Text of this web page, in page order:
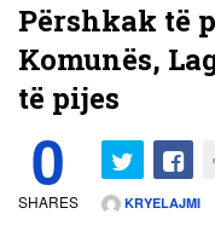
Përshkak të
Komunës,
të pijes
0
SHARES KRYELAJMI